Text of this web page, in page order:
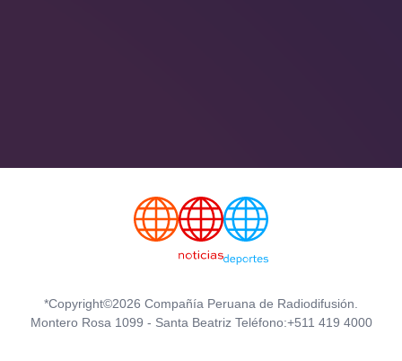
*Copyright©2026 Compañía Peruana de Radiodifusión.
Montero Rosa 1099 - Santa Beatriz Teléfono:+511 419 4000